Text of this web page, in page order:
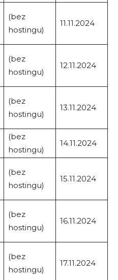
(bez
hostingu)
11.11.2024
(bez
hostingu)
12.11.2024
(bez
hostingu)
13.11.2024
(bez
hostingu)
14.11.2024
(bez
hostingu)
15.11.2024
(bez
hostingu)
16.11.2024
(bez
hostingu)
17.11.2024